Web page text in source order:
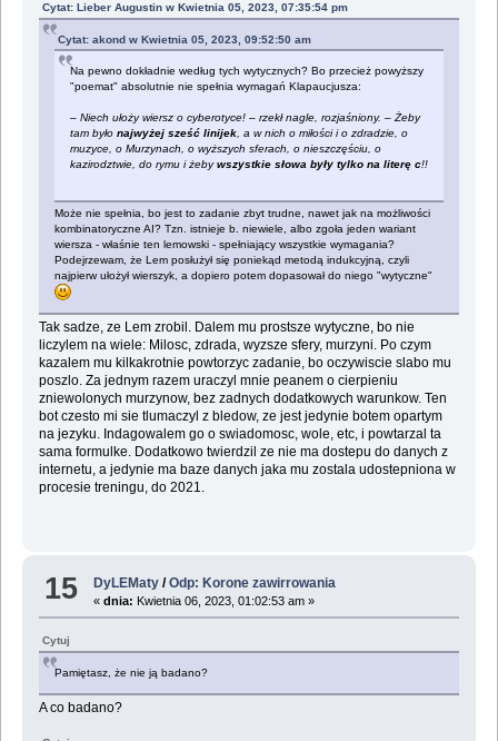
Cytat: Lieber Augustin w Kwietnia 05, 2023, 07:35:54 pm
Cytat: akond w Kwietnia 05, 2023, 09:52:50 am
Na pewno dokładnie według tych wytycznych? Bo przecież powyższy
"poemat" absolutnie nie spełnia wymagań Klapaucjusza:
– Niech ułoży wiersz o cyberotyce! – rzekł nagle, rozjaśniony. – Żeby
tam było najwyżej sześć linijek, a w nich o miłości i o zdradzie, o
muzyce, o Murzynach, o wyższych sferach, o nieszczęściu, o
kazirodztwie, do rymu i żebywszystkie słowa były tylko na literę c!!
Może nie spełnia, bo jest to zadanie zbyt trudne, nawet jak na możliwości
kombinatoryczne AI? Tzn. istnieje b. niewiele, albo zgoła jeden wariant
wiersza - właśnie ten lemowski - spełniający wszystkie wymagania?
Podejrzewam, że Lem posłużył się poniekąd metodą indukcyjną, czyli
najpierw ułożył wierszyk, a dopiero potem dopasował do niego "wytyczne"
Tak sadze, ze Lem zrobil. Dalem mu prostsze wytyczne, bo nie
liczylem na wiele: Milosc, zdrada, wyzsze sfery, murzyni. Po czym
kazalem mu kilkakrotnie powtorzyc zadanie, bo oczywiscie slabo mu
poszlo. Za jednym razem uraczyl mnie peanem o cierpieniu
zniewolonych murzynow, bez zadnych dodatkowych warunkow. Ten
bot czesto mi sie tlumaczyl z bledow, ze jest jedynie botem opartym
na jezyku. Indagowalem go o swiadomosc, wole, etc, i powtarzal ta
sama formulke. Dodatkowo twierdzil ze nie ma dostepu do danych z
internetu, a jedynie ma baze danych jaka mu zostala udostepniona w
procesie treningu, do 2021.
15 DyLEMaty /Odp: Korone zawirrowania
«dnia: Kwietnia 06, 2023, 01:02:53 am »
Cytuj
Pamiętasz, że nie ją badano?
A co badano?